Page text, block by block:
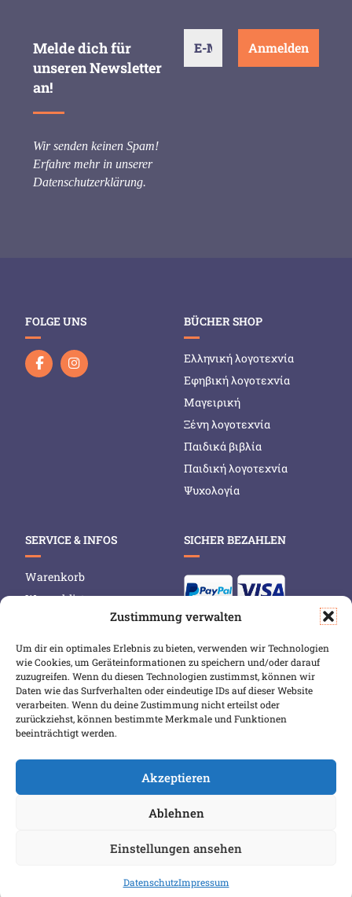
Zustimmung verwalten
Um dir ein optimales Erlebnis zu bieten, verwenden wir Technologien
wie Cookies, um Geräteinformationen zu speichern und/oder darauf
zuzugreifen. Wenn du diesen Technologien zustimmst, können wir
Daten wie das Surfverhalten oder eindeutige IDs auf dieser Website
verarbeiten. Wenn du deine Zustimmung nicht erteilst oder
zurückziehst, können bestimmte Merkmale und Funktionen
beeinträchtigt werden.
Akzeptieren
Ablehnen
Einstellungen ansehen
DatenschutzImpressum
Melde dich für
unseren Newsletter
an!
Wir senden keinen Spam!
Erfahre mehr in unserer
Datenschutzerklärung.
FOLGE UNS BÜCHER SHOP
Ελληνική λογοτεχνία
Εφηβική λογοτεχνία
Μαγειρική
Ξένη λογοτεχνία
Παιδικά βιβλία
Παιδική λογοτεχνία
Ψυχολογία
SERVICE & INFOS
Warenkorb
Wunschliste
Versand & Lieferung
Zahlungsweisen
Widerruf
SICHER BEZAHLEN
COPYRIGHT 2026 BIBLIOPOREIA
DATENSCHUTZBESTIMMUNGEN
IMPRESSUM
VERTRAG WIDERRUFEN